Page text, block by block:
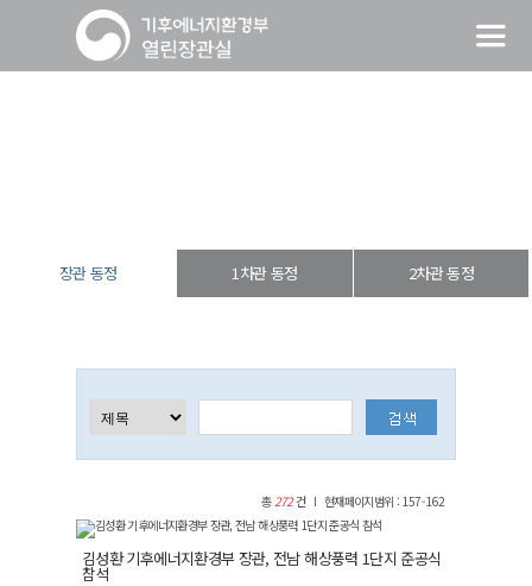
장관 동정 1차관 동정 2차관 동정
총272건 현재페이지범위 : 157-162
김성환 기후에너지환경부 장관, 전남 해상풍력 1단지 준공식
참석